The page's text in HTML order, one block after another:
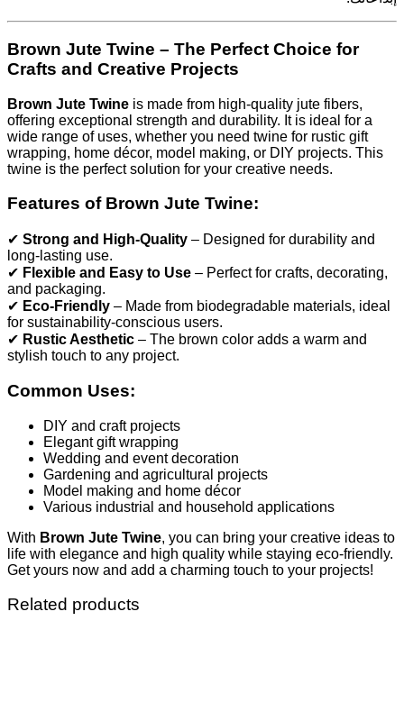
Brown Jute Twine – The Perfect Choice for
Crafts and Creative Projects
Brown Jute Twine is made from high-quality jute fibers,
offering exceptional strength and durability. It is ideal for a
wide range of uses, whether you need twine for rustic gift
wrapping, home décor, model making, or DIY projects. This
twine is the perfect solution for your creative needs.
Features of Brown Jute Twine:
✔ Strong and High-Quality – Designed for durability and
long-lasting use.
✔ Flexible and Easy to Use – Perfect for crafts, decorating,
and packaging.
✔ Eco-Friendly – Made from biodegradable materials, ideal
for sustainability-conscious users.
✔ Rustic Aesthetic – The brown color adds a warm and
stylish touch to any project.
Common Uses:
DIY and craft projects
Elegant gift wrapping
Wedding and event decoration
Gardening and agricultural projects
Model making and home décor
Various industrial and household applications
With Brown Jute Twine, you can bring your creative ideas to
life with elegance and high quality while staying eco-friendly.
Get yours now and add a charming touch to your projects!
Related products